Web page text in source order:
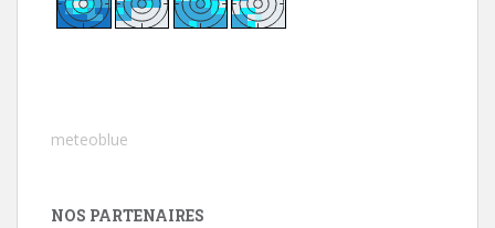
meteoblue
NOS PARTENAIRES